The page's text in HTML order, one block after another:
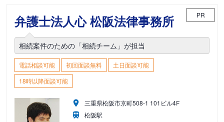
弁護士法人心 松阪法律事務所 PR
相続案件のための「相続チーム」が担当
電話相談可能 初回面談無料
土日面談可能
18時以降面談可能
三重県松阪市京町508-1 101ビル4F
松阪駅